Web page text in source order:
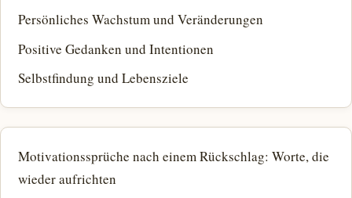
Persönliches Wachstum und Veränderungen
Positive Gedanken und Intentionen
Selbstfindung und Lebensziele
Motivationssprüche nach einem Rückschlag: Worte, die
wieder aufrichten